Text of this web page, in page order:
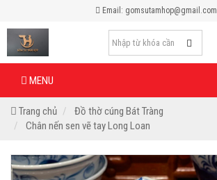
Email: gomsutamhop@gmail.com
MENU
Trang chủ
Đồ thờ cúng Bát Tràng
Chân nến sen vẽ tay Long Loan